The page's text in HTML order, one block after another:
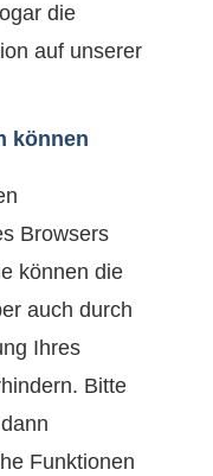
die
auf unserer
können
Browsers
können die
auch durch
Ihres
Bitte
Funktionen